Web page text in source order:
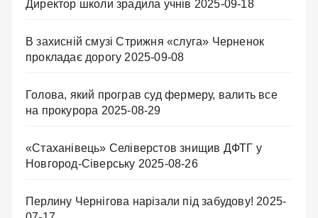
Директор школи зрадила учнів 2025-09-18
В захисній смузі Стрижня «слуга» Черненок
прокладає дорогу 2025-09-08
Голова, який програв суд фермеру, валить все
на прокурора 2025-08-29
«Стаханівець» Селіверстов знищив ДФТГ у
Новгород-Сіверську 2025-08-26
Перлину Чернігова нарізали під забудову! 2025-